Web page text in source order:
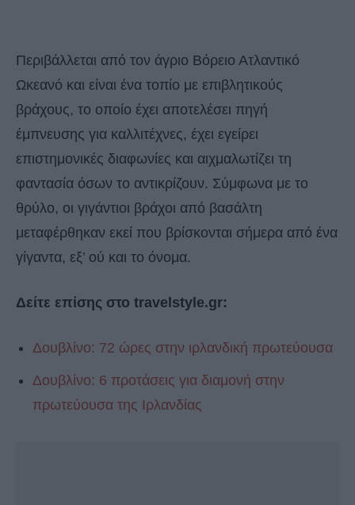
Περιβάλλεται από τον άγριο Βόρειο Ατλαντικό
Ωκεανό και είναι ένα τοπίο με επιβλητικούς
βράχους, το οποίο έχει αποτελέσει πηγή
έμπνευσης για καλλιτέχνες, έχει εγείρει
επιστημονικές διαφωνίες και αιχμαλωτίζει τη
φαντασία όσων το αντικρίζουν. Σύμφωνα με το
θρύλο, οι γιγάντιοι βράχοι από βασάλτη
μεταφέρθηκαν εκεί που βρίσκονται σήμερα από ένα
γίγαντα, εξ’ ού και το όνομα.
Δείτε επίσης στο travelstyle.gr:
Δουβλίνο: 72 ώρες στην ιρλανδική πρωτεύουσα
Δουβλίνο: 6 προτάσεις για διαμονή στην
πρωτεύουσα της Ιρλανδίας